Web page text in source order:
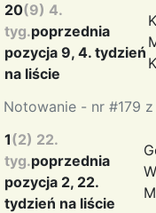
Notowanie - nr #179
20(9) 4.
tyg.poprzednia
pozycja 9, 4. tydzień
na liście
1(2) 22.
tyg.poprzednia
pozycja 2, 22.
tydzień na liście